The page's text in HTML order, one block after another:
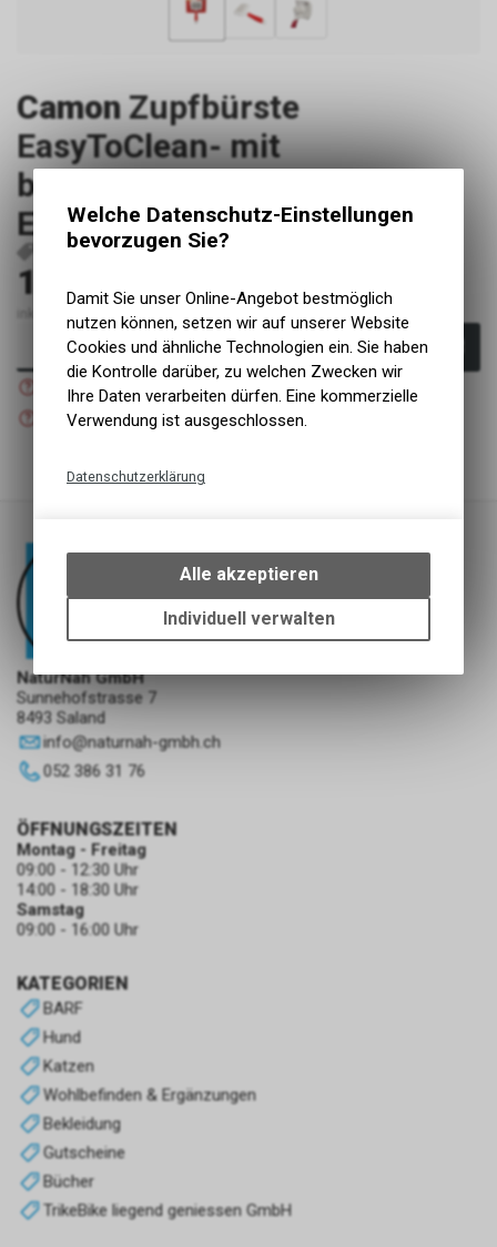
Camon Zupfbürste
EasyToClean- mit
beschichteten Stiften aus
Edelstahl M
P4017 B337/B
18.70 CHF
inkl. MwSt., zzgl. Versandkosten
In den Warenkorb
Nicht verfügbar
Versand
Nicht verfügbar
Abholung NaturNah GmbH
NaturNah GmbH
Sunnehofstrasse 7
8493 Saland
info@naturnah-gmbh.ch
052 386 31 76
KATEGORIEN
BARF
Hund
Katzen
Wohlbefinden & Ergänzungen
Bekleidung
Gutscheine
Bücher
TrikeBike liegend geniessen GmbH
ÖFFNUNGSZEITEN
Montag - Freitag
09:00 - 12:30 Uhr
14:00 - 18:30 Uhr
Samstag
09:00 - 16:00 Uhr
Welche Datenschutz-Einstellungen
bevorzugen Sie?
Damit Sie unser Online-Angebot bestmöglich
nutzen können, setzen wir auf unserer Website
Cookies und ähnliche Technologien ein. Sie haben
die Kontrolle darüber, zu welchen Zwecken wir
Ihre Daten verarbeiten dürfen. Eine kommerzielle
Verwendung ist ausgeschlossen.
Datenschutzerklärung
bestimmte Interaktionen und
Einstellungen auf Ihrem Gerät,
um die grundlegenden
Funktionen unseres Online-
keinerlei Rückschlüsse auf Ihre
Alle akzeptieren
Individuell verwalten